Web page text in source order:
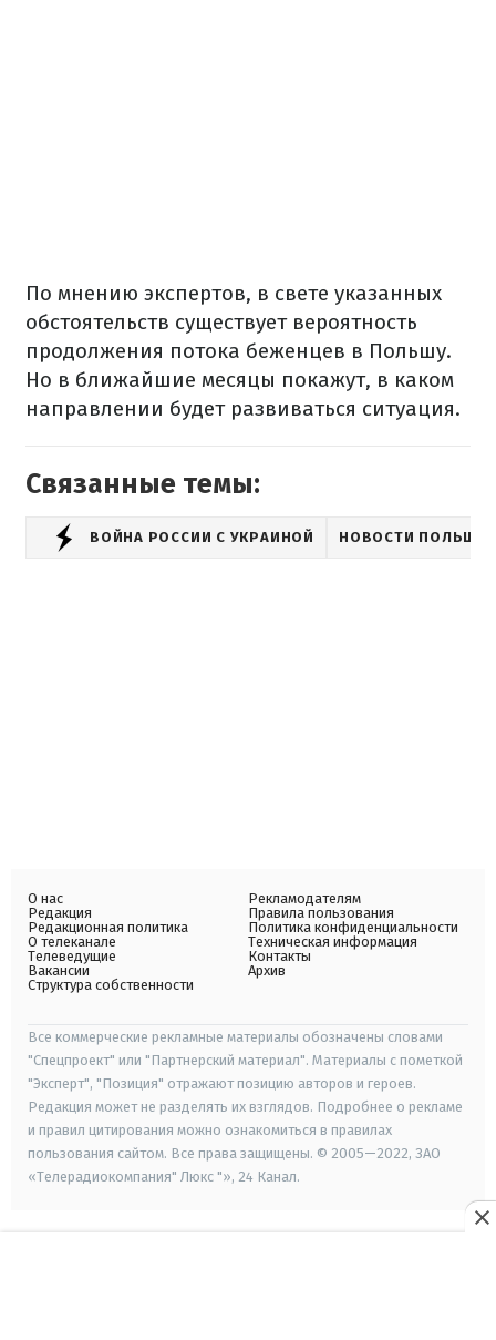
По мнению экспертов, в свете указанных
обстоятельств существует вероятность
продолжения потока беженцев в Польшу.
Но в ближайшие месяцы покажут, в каком
направлении будет развиваться ситуация.
Связанные темы:
ВОЙНА РОССИИ С УКРАИНОЙ НОВОСТИ ПОЛЬШИ
О нас
Редакция
Редакционная политика
О телеканале
Телеведущие
Вакансии
Структура собственности
Рекламодателям
Правила пользования
Политика конфиденциальности
Техническая информация
Контакты
Архив
Все коммерческие рекламные материалы обозначены словами
"Спецпроект" или "Партнерский материал". Материалы с пометкой
"Эксперт", "Позиция" отражают позицию авторов и героев.
Редакция может не разделять их взглядов. Подробнее о рекламе
и правил цитирования можно ознакомиться в правилах
пользования сайтом. Все права защищены. © 2005—2022, ЗАО
«Телерадиокомпания" Люкс "», 24 Канал.